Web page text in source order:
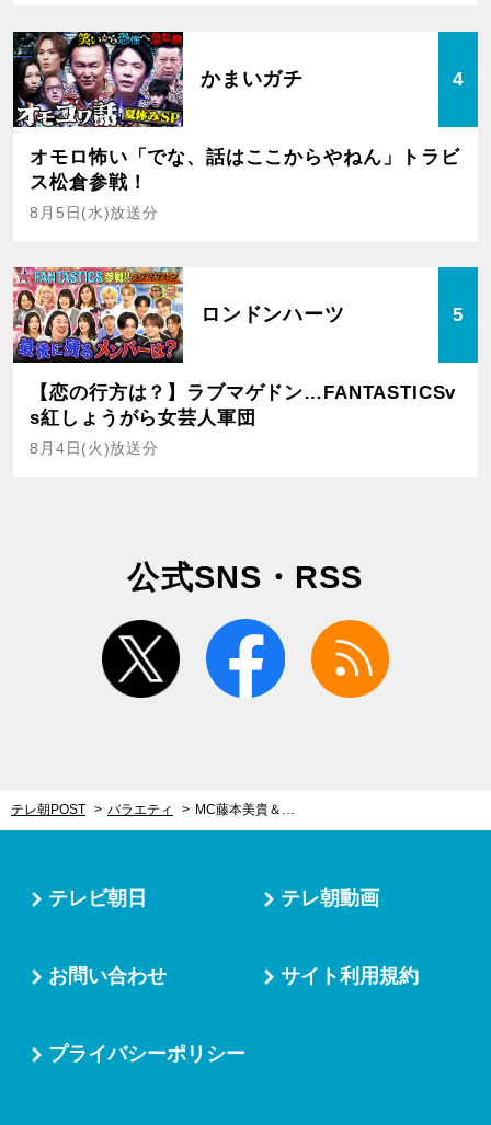
かまいガチ 4
オモロ怖い「でな、話はここからやねん」トラビ
ス松倉参戦！
8月5日(水)放送分
ロンドンハーツ 5
【恋の行方は？】ラブマゲドン…FANTASTICSv
s紅しょうがら女芸人軍団
8月4日(火)放送分
公式SNS・RSS
twitter facebook
テレ朝POST バラエティ MC藤本美貴＆横澤夏子の大バズリ番組『夫が寝たあとに』、SP番組でもママの本音炸裂！
テレビ朝日 テレ朝動画
お問い合わせ サイト利用規約
プライバシーポリシー